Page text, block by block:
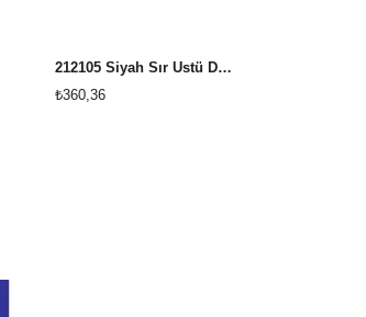
212105 Siyah Sır Üstü Dekor Boyası
₺360,36